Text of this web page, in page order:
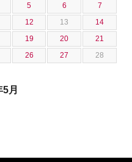
月
5 6
7
12 13
14
19 20
21
26 27
28